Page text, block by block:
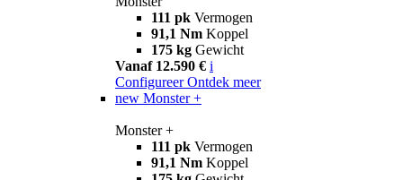
111 pk Vermogen
91,1 Nm Koppel
175 kg Gewicht
Vanaf 12.590 € i
Configureer Ontdek meer
new Monster +
Monster +
111 pk Vermogen
91,1 Nm Koppel